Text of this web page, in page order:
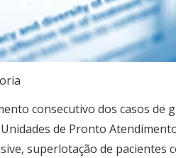
consecutivo dos casos de
de Pronto
superlotação de pacientes